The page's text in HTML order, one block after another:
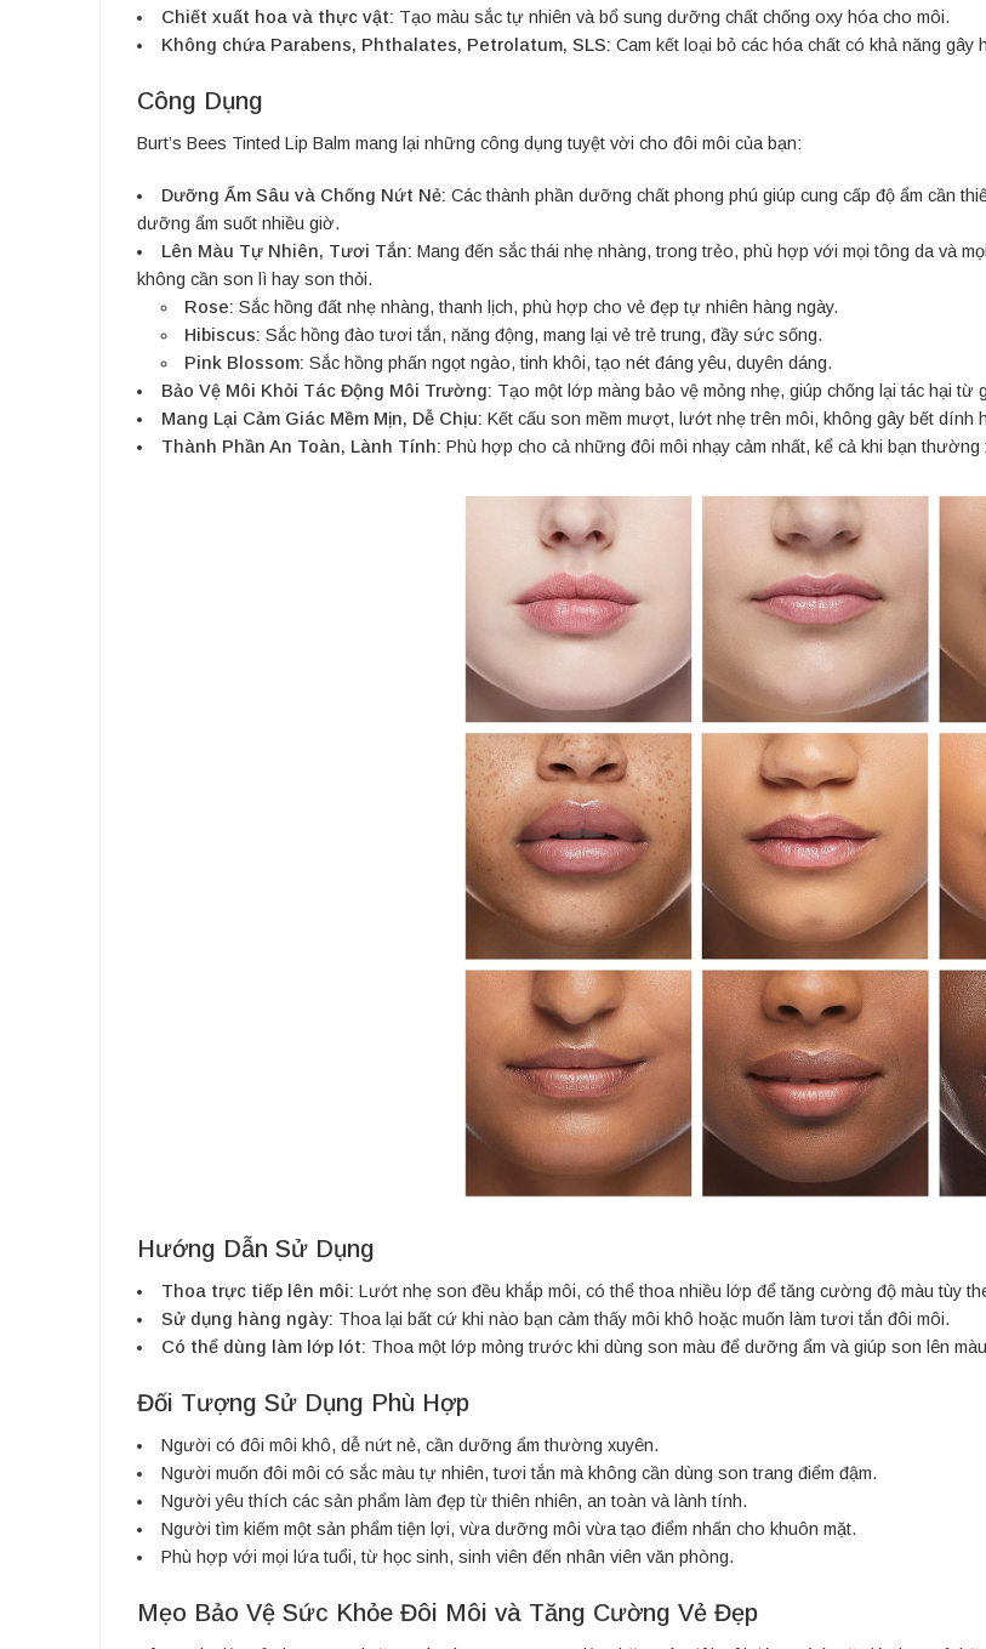
Chiết xuất hoa và thực vật: Tạo màu sắc tự nhiên và bổ sung dưỡng chất chống oxy hóa cho môi.
Không chứa Parabens, Phthalates, Petrolatum, SLS: Cam kết loại bỏ các hóa chất có khả năng gây
Công Dụng
Burt’s Bees Tinted Lip Balm mang lại những công dụng tuyệt vời cho đôi môi của bạn:
Dưỡng Ẩm Sâu và Chống Nứt Nẻ: Các thành phần dưỡng chất phong phú giúp cung cấp độ ẩm cần
dưỡng ẩm suốt nhiều giờ.
Lên Màu Tự Nhiên, Tươi Tắn: Mang đến sắc thái nhẹ nhàng, trong trẻo, phù hợp với mọi tông da và
không cần son lì hay son thỏi.
Rose: Sắc hồng đất nhẹ nhàng, thanh lịch, phù hợp cho vẻ đẹp tự nhiên hàng ngày.
Hibiscus: Sắc hồng đào tươi tắn, năng động, mang lại vẻ trẻ trung, đầy sức sống.
Pink Blossom: Sắc hồng phấn ngọt ngào, tinh khôi, tạo nét đáng yêu, duyên dáng.
Bảo Vệ Môi Khỏi Tác Động Môi Trường: Tạo một lớp màng bảo vệ mỏng nhẹ, giúp chống lại tác hại từ
Mang Lại Cảm Giác Mềm Mịn, Dễ Chịu: Kết cấu son mềm mượt, lướt nhẹ trên môi, không gây bết dính
Thành Phần An Toàn, Lành Tính: Phù hợp cho cả những đôi môi nhạy cảm nhất, kể cả khi bạn
Hướng Dẫn Sử Dụng
Thoa trực tiếp lên môi: Lướt nhẹ son đều khắp môi, có thể thoa nhiều lớp để tăng cường độ màu tùy
Sử dụng hàng ngày: Thoa lại bất cứ khi nào bạn cảm thấy môi khô hoặc muốn làm tươi tắn đôi môi.
Có thể dùng làm lớp lót: Thoa một lớp mỏng trước khi dùng son màu để dưỡng ẩm và giúp son lên
Đối Tượng Sử Dụng Phù Hợp
Người có đôi môi khô, dễ nứt nẻ, cần dưỡng ẩm thường xuyên.
Người muốn đôi môi có sắc màu tự nhiên, tươi tắn mà không cần dùng son trang điểm đậm.
Người yêu thích các sản phẩm làm đẹp từ thiên nhiên, an toàn và lành tính.
Người tìm kiếm một sản phẩm tiện lợi, vừa dưỡng môi vừa tạo điểm nhấn cho khuôn mặt.
Phù hợp với mọi lứa tuổi, từ học sinh, sinh viên đến nhân viên văn phòng.
Mẹo Bảo Vệ Sức Khỏe Đôi Môi và Tăng Cường Vẻ Đẹp